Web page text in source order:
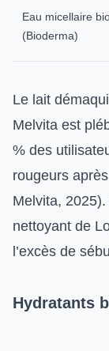
Eau micellaire
(Bioderma)
Le lait
Melvita est
% des
rougeurs
Melvita,
nettoyant de
l’excès de
Hydratants